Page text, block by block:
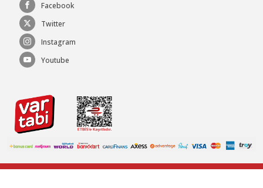
Facebook
Twitter
Instagram
Youtube